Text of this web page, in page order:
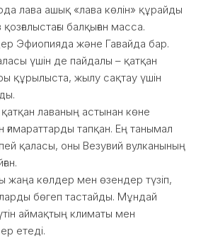
лава ашық «лава көлін» құрайды
қозғалыстағы балқыған масса.
Эфиопияда және Гавайда бар.
үшін де пайдалы – қатқан
құрылыста, жылу сақтау үшін
лаваның астынан көне
ғимараттарды тапқан. Ең танымал
қаласы, оны Везувий вулканының
жаңа көлдер мен өзендер түзіп,
бөгеп тастайды. Мұндай
аймақтың климаты мен
етеді.